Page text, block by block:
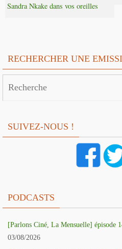
Sandra Nkake dans vos oreilles
RECHERCHER UNE
SUIVEZ-NOUS !
PODCASTS
[Parlons Ciné, La Mensuelle] épisode
03/08/2026